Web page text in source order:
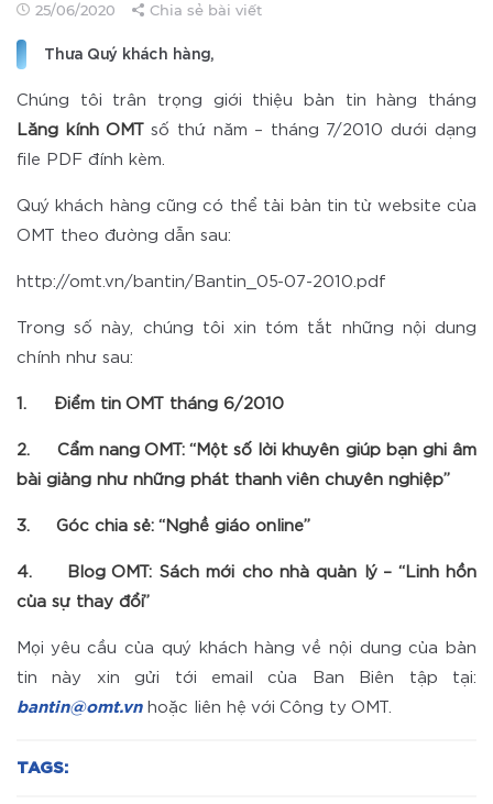
25/06/2020 Chia sẻ bài viết
Thưa Quý khách hàng,
Chúng tôi trân trọng giới thiệu bản tin hàng tháng
Lăng kính OMT
số thứ năm – tháng 7/2010 dưới dạng
file PDF đính kèm.
Quý khách hàng cũng có thể tải bản tin từ website của
OMT theo đường dẫn sau:
http://omt.vn/bantin/Bantin_05-07-2010.pdf
Trong số này, chúng tôi xin tóm tắt những nội dung
chính như sau:
1. Điểm tin OMT tháng 6/2010
2. Cẩm nang OMT: “Một số lời khuyên giúp bạn ghi âm
bài giảng như những phát thanh viên chuyên nghiệp”
3. Góc chia sẻ: “Nghề giáo online”
4. Blog OMT: Sách mới cho nhà quản lý – “Linh hồn
của sự thay đổi”
Mọi yêu cầu của quý khách hàng về nội dung của bản
tin này xin gửi tới email của Ban Biên tập tại:
bantin@omt.vnhoặc liên hệ với Công ty OMT.
TAGS: